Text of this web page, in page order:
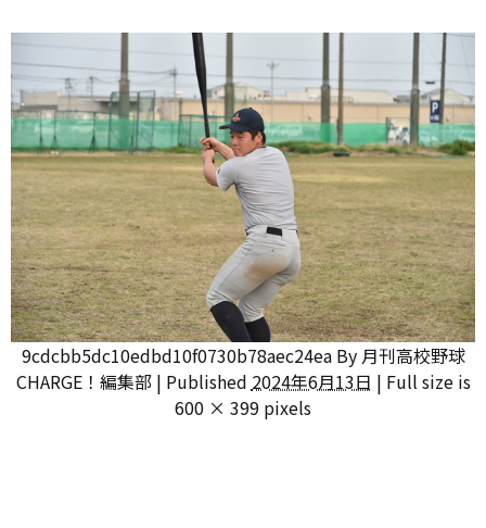
9cdcbb5dc10edbd10f0730b78aec24ea By 月刊高校野球
CHARGE！編集部 | Published 2024年6月13日 | Full size is
600 × 399 pixels